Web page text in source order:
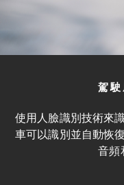
駕
使用人臉識別技術來
車可以識別並自動恢
音頻